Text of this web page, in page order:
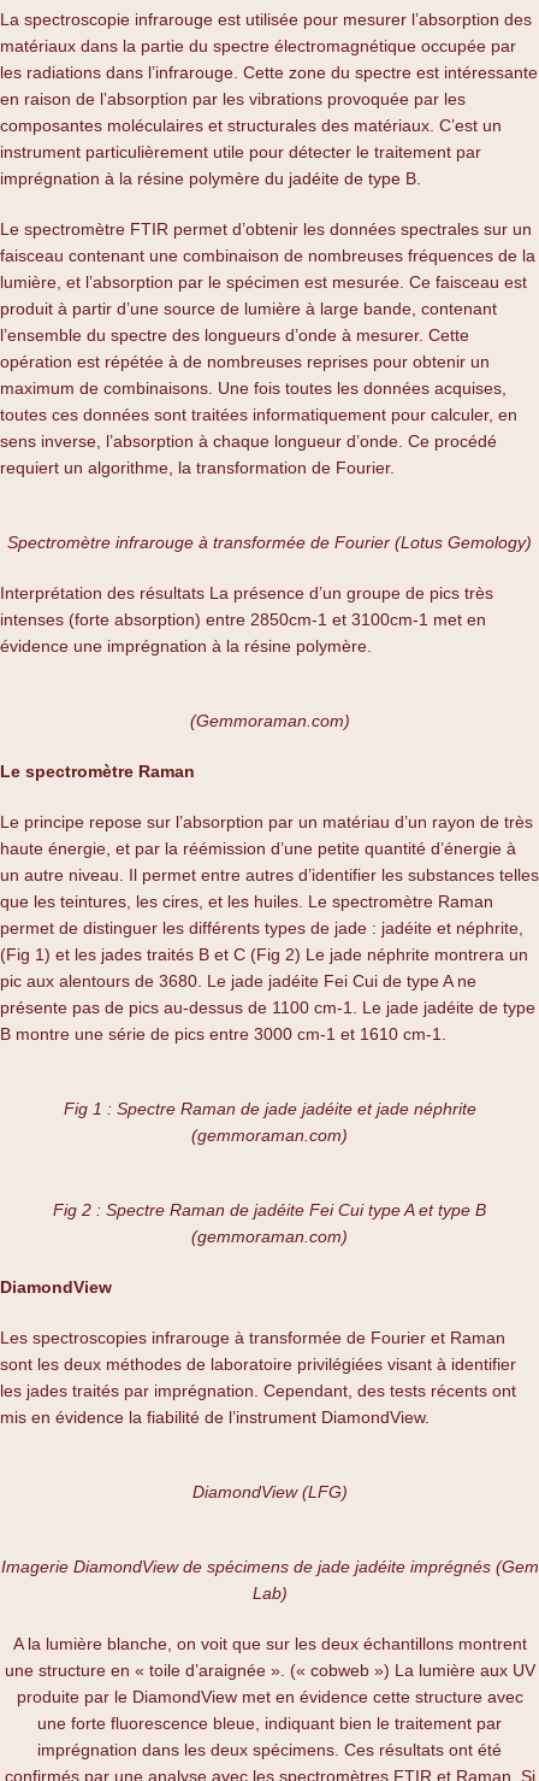
La spectroscopie infrarouge est utilisée pour mesurer l’absorption des
matériaux dans la partie du spectre électromagnétique occupée par
les radiations dans l’infrarouge. Cette zone du spectre est intéressante
en raison de l’absorption par les vibrations provoquée par les
composantes moléculaires et structurales des matériaux. C’est un
instrument particulièrement utile pour détecter le traitement par
imprégnation à la résine polymère du jadéite de type B.
Le spectromètre FTIR permet d’obtenir les données spectrales sur un
faisceau contenant une combinaison de nombreuses fréquences de la
lumière, et l’absorption par le spécimen est mesurée. Ce faisceau est
produit à partir d’une source de lumière à large bande, contenant
l’ensemble du spectre des longueurs d’onde à mesurer. Cette
opération est répétée à de nombreuses reprises pour obtenir un
maximum de combinaisons. Une fois toutes les données acquises,
toutes ces données sont traitées informatiquement pour calculer, en
sens inverse, l’absorption à chaque longueur d’onde. Ce procédé
requiert un algorithme, la transformation de Fourier.
Spectromètre infrarouge à transformée de Fourier (Lotus Gemology)
Interprétation des résultats La présence d’un groupe de pics très
intenses (forte absorption) entre 2850cm-1 et 3100cm-1 met en
évidence une imprégnation à la résine polymère.
(Gemmoraman.com)
Le spectromètre Raman
Le principe repose sur l’absorption par un matériau d’un rayon de très
haute énergie, et par la réémission d’une petite quantité d’énergie à
un autre niveau. Il permet entre autres d’identifier les substances telles
que les teintures, les cires, et les huiles. Le spectromètre Raman
permet de distinguer les différents types de jade : jadéite et néphrite,
(Fig 1) et les jades traités B et C (Fig 2) Le jade néphrite montrera un
pic aux alentours de 3680. Le jade jadéite Fei Cui de type A ne
présente pas de pics au-dessus de 1100 cm-1. Le jade jadéite de type
B montre une série de pics entre 3000 cm-1 et 1610 cm-1.
Fig 1 : Spectre Raman de jade jadéite et jade néphrite
(gemmoraman.com)
Fig 2 : Spectre Raman de jadéite Fei Cui type A et type B
(gemmoraman.com)
DiamondView
Les spectroscopies infrarouge à transformée de Fourier et Raman
sont les deux méthodes de laboratoire privilégiées visant à identifier
les jades traités par imprégnation. Cependant, des tests récents ont
mis en évidence la fiabilité de l’instrument DiamondView.
DiamondView (LFG)
Imagerie DiamondView de spécimens de jade jadéite imprégnés (Gem
Lab)
A la lumière blanche, on voit que sur les deux échantillons montrent
une structure en « toile d’araignée ». (« cobweb ») La lumière aux UV
produite par le DiamondView met en évidence cette structure avec
une forte fluorescence bleue, indiquant bien le traitement par
imprégnation dans les deux spécimens. Ces résultats ont été
confirmés par une analyse avec les spectromètres FTIR et Raman. Si